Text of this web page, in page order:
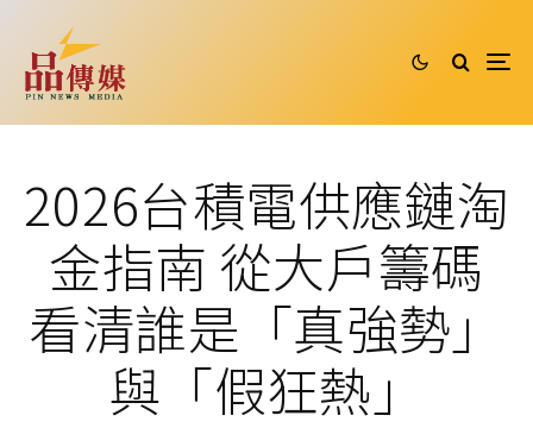
2026台積電供應鏈淘
金指南 從大戶籌碼
看清誰是「真強勢」
與「假狂熱」